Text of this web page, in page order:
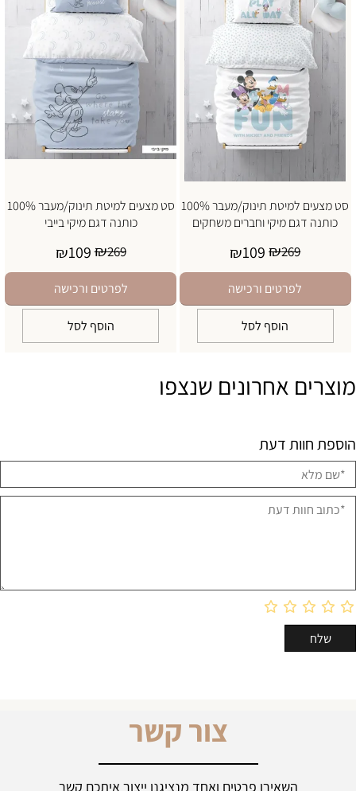
סט מצעים למיטת תינוק/מעבר 100%
כותנה דגם מיקי וחברים משחקים
₪269
₪109
לפרטים ורכישה
הוסף לסל
סט מצעים למיטת תינוק/מעבר 100%
כותנה דגם מיקי בייבי
₪269
₪109
לפרטים ורכישה
הוסף לסל
מוצרים אחרונים שנצפו
הוספת חוות דעת
צור קשר
השאירו פרטים ואחד מנציגנו ייצור איתכם קשר